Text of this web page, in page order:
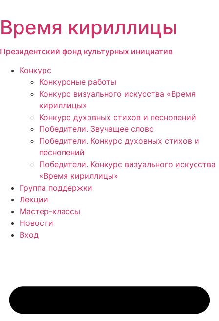
содержимому
Время кириллицы
Президентский фонд культурных инициатив
Конкурс
Конкурсные работы
Конкурс визуального искусства «Время
кириллицы»
Конкурс духовных стихов и песнопений
Победители. Звучащее слово
Победители. Конкурс духовных стихов и
песнопений
Победители. Конкурс визуального искусства
«Время кириллицы»
Группа поддержки
Лекции
Мастер-классы
Новости
Вход